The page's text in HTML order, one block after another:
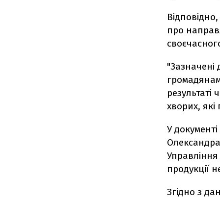
про
"Зазначені
результаті
хворих, які
У
продукції
Згідно з